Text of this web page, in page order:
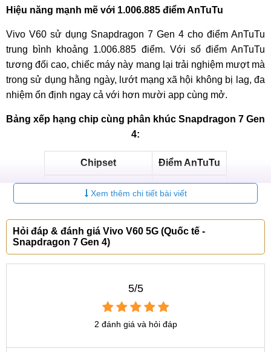
Hiệu năng mạnh mẽ với 1.006.885 điểm AnTuTu
Vivo V60 sử dụng Snapdragon 7 Gen 4 cho điểm AnTuTu
trung bình khoảng 1.006.885 điểm. Với số điểm AnTuTu
tương đối cao, chiếc máy này mang lại trải nghiệm mượt mà
trong sử dụng hằng ngày, lướt mạng xã hội không bị lag, đa
nhiệm ổn định ngay cả với hơn mười app cùng mở.
Bảng xếp hạng chip cùng phân khúc Snapdragon 7 Gen
4:
Chipset Điểm AnTuTu
Dimensity 9200 1.482.965
Snapdragon 7 Gen 4 1.006.885
Snapdragon 7 Gen 3
Về chơi game, Liên Quân Mobile, PUBG đều hoạt động trơn
tru ở mức đồ họa cao; trong khi Genshin Impact chỉ chơi ổn
Xem thêm chi tiết bài viết
Hỏi đáp & đánh giá Vivo V60 5G (Quốc tế -
Snapdragon 7 Gen 4)
5/5
2 đánh giá và hỏi đáp